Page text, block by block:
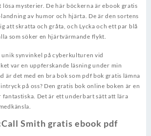
mysterier. De här böckerna är ebook gratis
av humor och hjärta. De är den sortens
att skratta och gråta, och Lycka och ett par blå
som söker en hjärtvärmande flykt.
unik synvinkel på cyberkulturen vid
var en uppferskande läsning under min
är det med en bra bok som pdf bok gratis lämna
på oss? Den gratis bok online boken är en
fantastiska. Det är ett underbart sätt att lära
Smith gratis ebook pdf